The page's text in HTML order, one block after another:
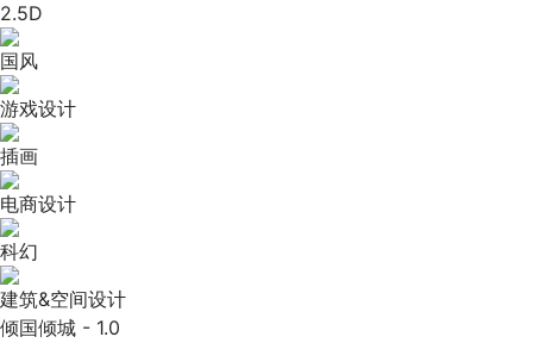
2.5D
国风
游戏设计
插画
电商设计
科幻
建筑&空间设计
倾国倾城 - 1.0